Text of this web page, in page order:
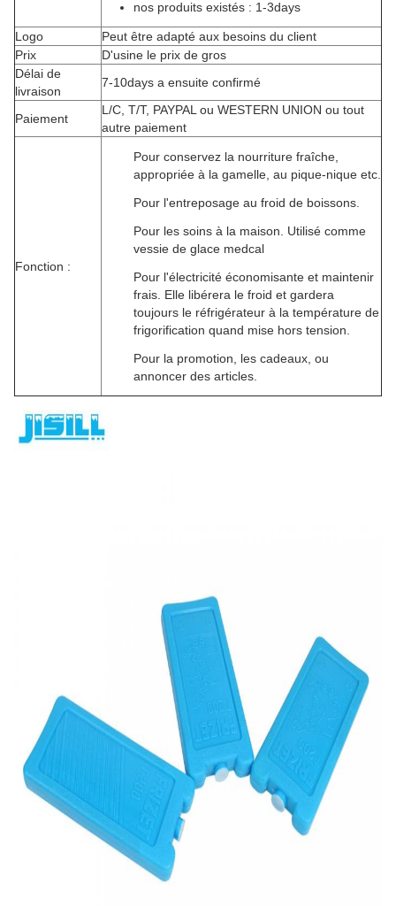
nos produits existés : 1-3days
Logo
Peut être adapté aux besoins du client
Prix
D'usine le prix de gros
Délai de
livraison
7-10days a ensuite confirmé
Paiement
L/C, T/T, PAYPAL ou WESTERN UNION ou tout
autre paiement
Fonction :
Pour conservez la nourriture fraîche,
appropriée à la gamelle, au pique-nique etc.
Pour l'entreposage au froid de boissons.
Pour les soins à la maison. Utilisé comme
vessie de glace medcal
Pour l'électricité économisante et maintenir
frais. Elle libérera le froid et gardera
toujours le réfrigérateur à la température de
frigorification quand mise hors tension.
Pour la promotion, les cadeaux, ou
annoncer des articles.